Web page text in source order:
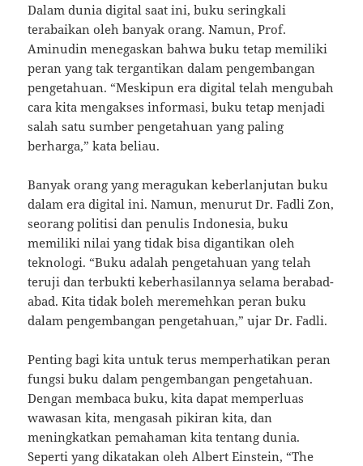
Dalam dunia digital saat ini, buku seringkali
terabaikan oleh banyak orang. Namun, Prof.
Aminudin menegaskan bahwa buku tetap memiliki
peran yang tak tergantikan dalam pengembangan
pengetahuan. “Meskipun era digital telah mengubah
cara kita mengakses informasi, buku tetap menjadi
salah satu sumber pengetahuan yang paling
berharga,” kata beliau.
Banyak orang yang meragukan keberlanjutan buku
dalam era digital ini. Namun, menurut Dr. Fadli Zon,
seorang politisi dan penulis Indonesia, buku
memiliki nilai yang tidak bisa digantikan oleh
teknologi. “Buku adalah pengetahuan yang telah
teruji dan terbukti keberhasilannya selama berabad-
abad. Kita tidak boleh meremehkan peran buku
dalam pengembangan pengetahuan,” ujar Dr. Fadli.
Penting bagi kita untuk terus memperhatikan peran
fungsi buku dalam pengembangan pengetahuan.
Dengan membaca buku, kita dapat memperluas
wawasan kita, mengasah pikiran kita, dan
meningkatkan pemahaman kita tentang dunia.
Seperti yang dikatakan oleh Albert Einstein, “The